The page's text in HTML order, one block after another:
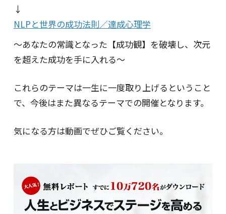
↓
NLPと世界の成功法則／達成心理学
～あなたの常識となった【成功観】を破壊し、次元
を超えた成功を手に入れる～
これらのテーマは一生に一度取り上げるということ
で、今後はまた異なるテーマでの開催となります。
気になる方は動画でぜひご覧ください。